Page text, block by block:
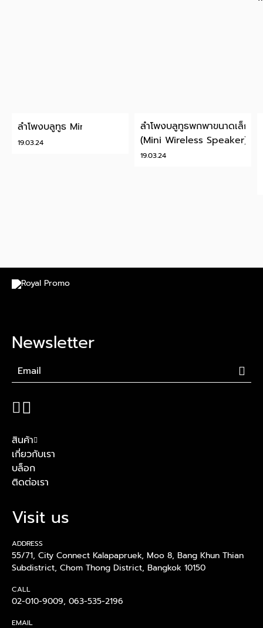
19.03.24
ลําโพงบลูทูธ Mini
19.03.24
ลำโพงบลูทูธพกพาขนาดเล็ก
(Mini Wireless Speaker)
Newsletter
สินค้า
เกี่ยวกับเรา
บล็อก
ติดต่อเรา
Visit us
ADDRESS
55/71, City Connect Kalapapruek, Moo 8, Bang Khun Thian
Subdistrict, Chom Thong District, Bangkok 10150
CALL
02-010-9009, 063-535-2196
EMAIL